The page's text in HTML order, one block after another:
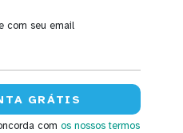
com seu email
com os nossos termos